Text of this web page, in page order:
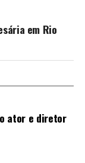
em Rio
ator e diretor